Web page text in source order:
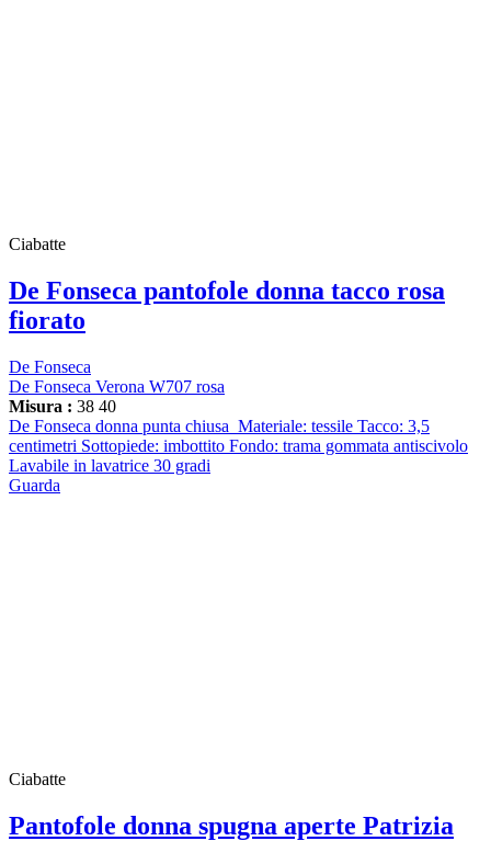
Ciabatte
De Fonseca pantofole donna tacco rosa
fiorato
De Fonseca
De Fonseca Verona W707 rosa
Misura : 38 40
De Fonseca donna punta chiusa Materiale: tessile Tacco: 3,5
centimetri Sottopiede: imbottito Fondo: trama gommata antiscivolo
Lavabile in lavatrice 30 gradi
Guarda
Ciabatte
Pantofole donna spugna aperte Patrizia